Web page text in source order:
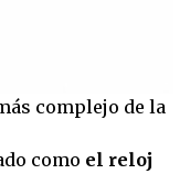
complejo de la
como el reloj